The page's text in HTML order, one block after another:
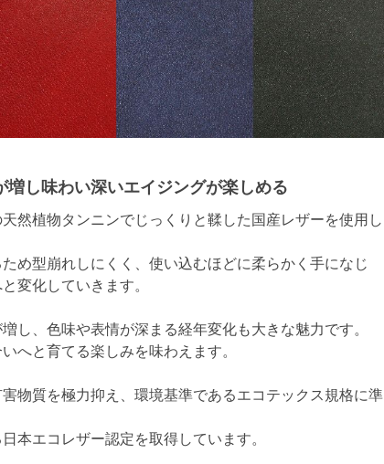
増し味わい深いエイジングが楽しめる
然植物タンニンでじっくりと鞣した国産レザーを使用し
め型崩れしにくく、使い込むほどに柔らかく手になじ
変化していきます。
し、色味や表情が深まる経年変化も大きな魅力です。
へと育てる楽しみを味わえます。
物質を極力抑え、環境基準であるエコテックス規格に準
本エコレザー認定を取得しています。